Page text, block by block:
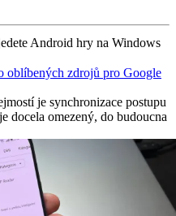
Android hry na Windows
oblíbených zdrojů pro Google
je synchronizace postupu
docela omezený, do budoucna